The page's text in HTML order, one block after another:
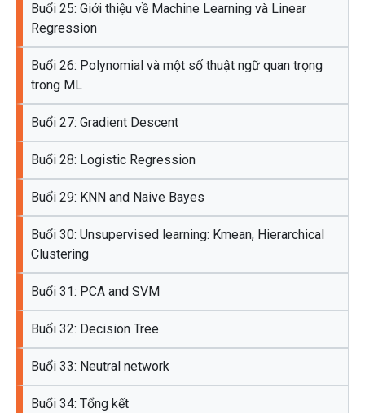
Buổi 25: Giới thiệu về Machine Learning và Linear
Regression
Buổi 26: Polynomial và một số thuật ngữ quan trọng
trong ML
Buổi 27: Gradient Descent
Buổi 28: Logistic Regression
Buổi 29: KNN and Naive Bayes
Buổi 30: Unsupervised learning: Kmean, Hierarchical
Clustering
Buổi 31: PCA and SVM
Buổi 32: Decision Tree
Buổi 33: Neutral network
Buổi 34: Tổng kết